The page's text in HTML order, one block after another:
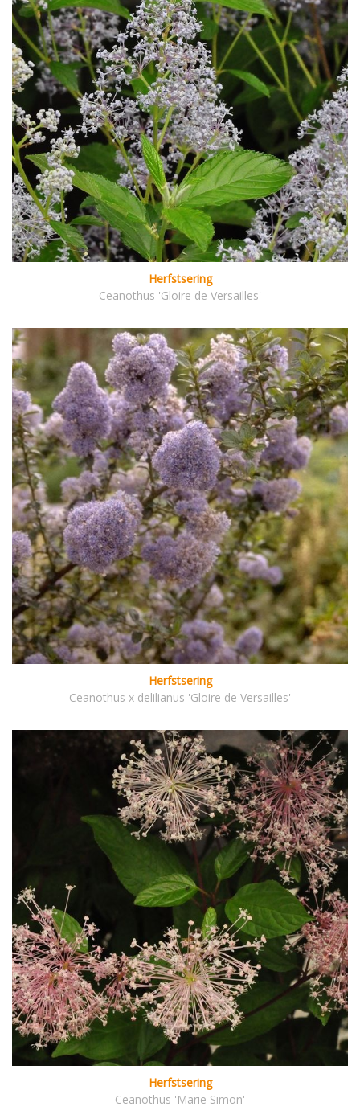
Herfstsering
Ceanothus 'Gloire de Versailles'
Herfstsering
Ceanothus x delilianus 'Gloire de Versailles'
Herfstsering
Ceanothus 'Marie Simon'